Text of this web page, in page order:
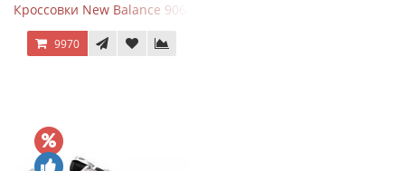
Кроссовки New Balance 9060 Rain Cloud Grey
9970